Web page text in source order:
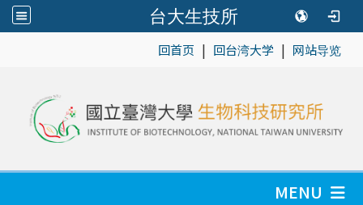
台大生技所
回首页 | 回台湾大学 | 网站导览
MENU